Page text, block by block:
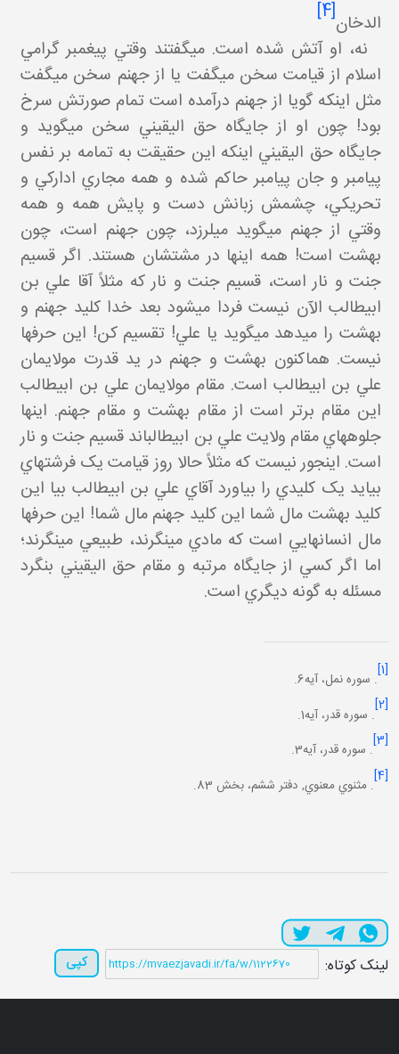
الدخان
نه، او آتش شده است. مي گفتند وقتي پيغمبر گرامي
اسلام از قيامت سخن مي گفت يا از جهنم سخن مي گفت
مثل اينکه گويا از جهنم درآمده است تمام صورتش سرخ
بود! چون او از جايگاه حق اليقيني سخن مي گويد و
جايگاه حق اليقيني اينکه اين حقيقت به تمامه بر نفس
پيامبر و جان پيامبر حاکم شده و همه مجاري ادارکي و
تحريکي، چشمش زبانش دست و پايش همه و همه
وقتي از جهنم مي گويد مي لرزد، چون جهنم است، چون
بهشت است! همه اينها در مشتشان هستند. اگر قسيم
جنت و نار است، قسيم جنت و نار که مثلاً آقا علي بن
ابيطالب الآن نيست فردا مي شود بعد خدا کليد جهنم و
بهشت را مي دهد مي گويد يا علي! تقسيم کن! اين حرف ها
نيست. هم اکنون بهشت و جهنم در يد قدرت مولايمان
علي بن ابيطالب است. مقام مولايمان علي بن ابيطالب
اين مقام برتر است از مقام بهشت و مقام جهنم. اينها
جلوه هاي مقام ولايت علي بن ابيطالب اند قسيم جنت و نار
است. اين جور نيست که مثلاً حالا روز قيامت يک فرشته اي
بيايد يک کليدي را بياورد آقاي علي بن ابيطالب بيا اين
کليد بهشت مال شما اين کليد جهنم مال شما! اين حرف ها
مال انسان هايي است که مادي مي نگرند، طبيعي مي نگرند؛
اما اگر کسي از جايگاه مرتبه و مقام حق اليقيني بنگرد
مسئله به گونه ديگري است.
. سوره نمل، آيه6.
[2]
. سوره قدر، آيه1.
[3]
. سوره قدر، آيه3.
[4]
. مثنوي معنوي, دفتر ششم، بخش 83.
لینک کوتاه: کپی